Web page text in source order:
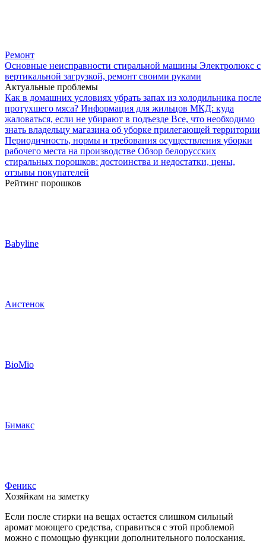
Ремонт
Основные неисправности стиральной машины Электролюкс с
вертикальной загрузкой, ремонт своими руками
Актуальные проблемы
Как в домашних условиях убрать запах из холодильника после
протухшего мяса? Информация для жильцов МКД: куда
жаловаться, если не убирают в подъезде Все, что необходимо
знать владельцу магазина об уборке прилегающей территории
Периодичность, нормы и требования осуществления уборки
рабочего места на производстве Обзор белорусских
стиральных порошков: достоинства и недостатки, цены,
отзывы покупателей
Рейтинг порошков
Babyline
Аистенок
BioMio
Бимакс
Феникс
Хозяйкам на заметку
Если после стирки на вещах остается слишком сильный
аромат моющего средства, справиться с этой проблемой
можно с помощью функции дополнительного полоскания.